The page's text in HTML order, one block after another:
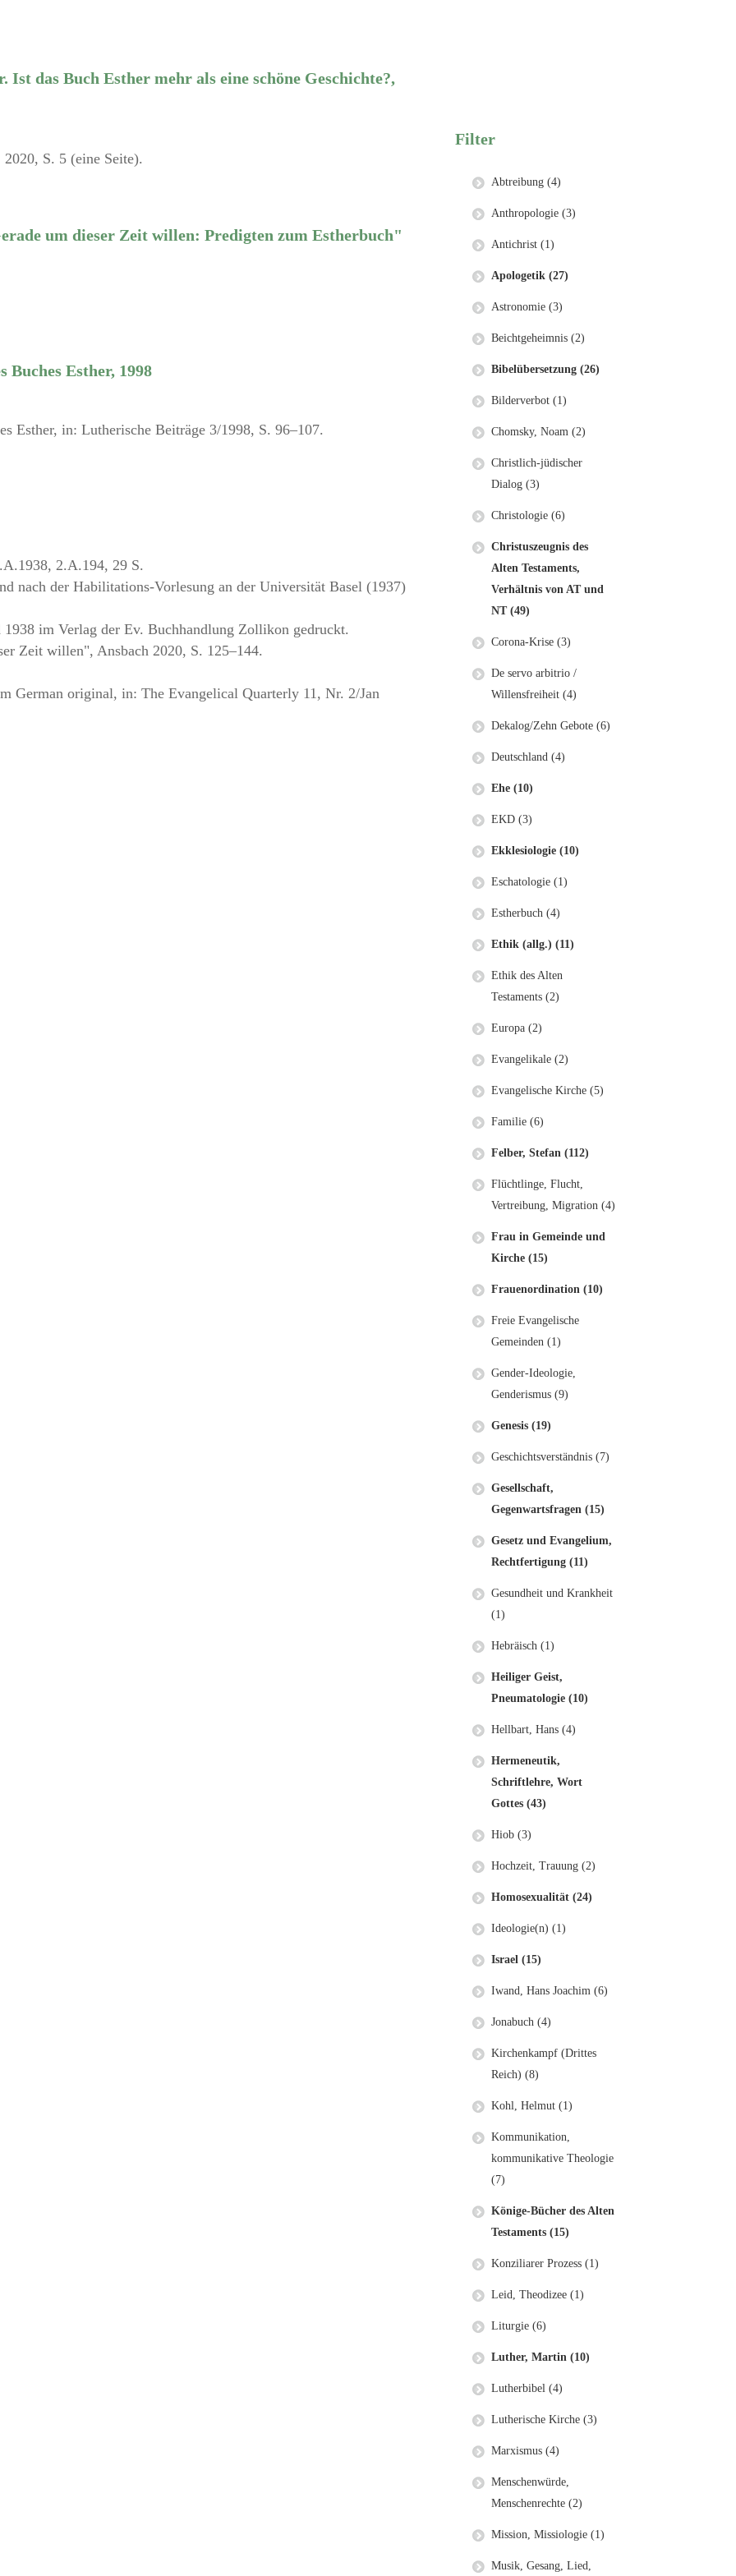
Ist das Buch Esther mehr als eine schöne Geschichte?,
S. 5 (eine Seite).
um dieser Zeit willen: Predigten zum Estherbuch"
Esther, 1998
Esther, in: Lutherische Beiträge 3/1998, S. 96–107.
2.A.194, 29 S.
nach der Habilitations-Vorlesung an der Universität Basel (1937)
im Verlag der Ev. Buchhandlung Zollikon gedruckt.
Zeit willen", Ansbach 2020, S. 125–144.
German original, in: The Evangelical Quarterly 11, Nr. 2/Jan
Filter
Abtreibung (4)
Anthropologie (3)
Antichrist (1)
Apologetik (27)
Astronomie (3)
Beichtgeheimnis (2)
Bibelübersetzung (26)
Bilderverbot (1)
Chomsky, Noam (2)
Christlich-jüdischer
Dialog (3)
Christologie (6)
Christuszeugnis des
Alten Testaments,
Verhältnis von AT und
NT (49)
Corona-Krise (3)
De servo arbitrio /
Willensfreiheit (4)
Dekalog/Zehn Gebote (6)
Deutschland (4)
Ehe (10)
EKD (3)
Ekklesiologie (10)
Eschatologie (1)
Estherbuch (4)
Ethik (allg.) (11)
Ethik des Alten
Testaments (2)
Europa (2)
Evangelikale (2)
Evangelische Kirche (5)
Familie (6)
Felber, Stefan (112)
Flüchtlinge, Flucht,
Vertreibung, Migration (4)
Frau in Gemeinde und
Kirche (15)
Frauenordination (10)
Freie Evangelische
Gemeinden (1)
Gender-Ideologie,
Genderismus (9)
Genesis (19)
Geschichtsverständnis (7)
Gesellschaft,
Gegenwartsfragen (15)
Gesetz und Evangelium,
Rechtfertigung (11)
Gesundheit und Krankheit
(1)
Hebräisch (1)
Heiliger Geist,
Pneumatologie (10)
Hellbart, Hans (4)
Hermeneutik,
Schriftlehre, Wort
Gottes (43)
Hiob (3)
Hochzeit, Trauung (2)
Homosexualität (24)
Ideologie(n) (1)
Israel (15)
Iwand, Hans Joachim (6)
Jonabuch (4)
Kirchenkampf (Drittes
Reich) (8)
Kohl, Helmut (1)
Kommunikation,
kommunikative Theologie
(7)
Könige-Bücher des Alten
Testaments (15)
Konziliarer Prozess (1)
Leid, Theodizee (1)
Liturgie (6)
Luther, Martin (10)
Lutherbibel (4)
Lutherische Kirche (3)
Marxismus (4)
Menschenwürde,
Menschenrechte (2)
Mission, Missiologie (1)
Musik, Gesang, Lied,